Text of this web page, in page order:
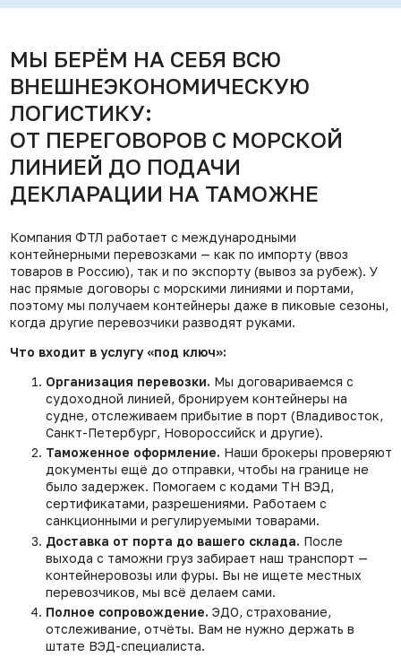
МЫ БЕРЁМ НА СЕБЯ ВСЮ
ВНЕШНЕЭКОНОМИЧЕСКУЮ
ЛОГИСТИКУ:
ОТ ПЕРЕГОВОРОВ С МОРСКОЙ
ЛИНИЕЙ ДО ПОДАЧИ
ДЕКЛАРАЦИИ НА ТАМОЖНЕ
Компания ФТЛ работает с международными
контейнерными перевозками — как по импорту (ввоз
товаров в Россию), так и по экспорту (вывоз за рубеж). У
нас прямые договоры с морскими линиями и портами,
поэтому мы получаем контейнеры даже в пиковые сезоны,
когда другие перевозчики разводят руками.
Что входит в услугу «под ключ»:
Организация перевозки. Мы договариваемся с
судоходной линией, бронируем контейнеры на
судне, отслеживаем прибытие в порт (Владивосток,
Санкт-Петербург, Новороссийск и другие).
Таможенное оформление. Наши брокеры проверяют
документы ещё до отправки, чтобы на границе не
было задержек. Помогаем с кодами ТН ВЭД,
сертификатами, разрешениями. Работаем с
санкционными и регулируемыми товарами.
Доставка от порта до вашего склада. После
выхода с таможни груз забирает наш транспорт —
контейнеровозы или фуры. Вы не ищете местных
перевозчиков, мы всё делаем сами.
Полное сопровождение. ЭДО, страхование,
отслеживание, отчёты. Вам не нужно держать в
штате ВЭД-специалиста.